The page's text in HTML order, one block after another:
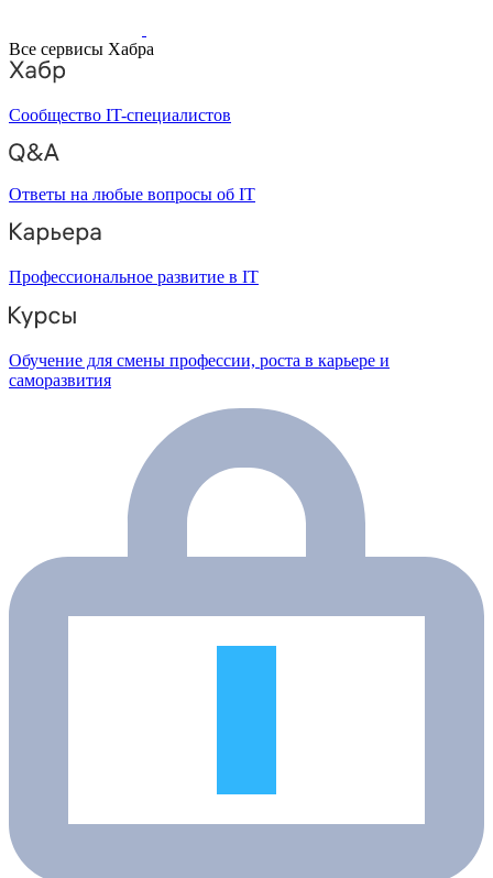
Все сервисы Хабра
Сообщество IT-специалистов
Ответы на любые вопросы об IT
Профессиональное развитие в IT
Обучение для смены профессии, роста в карьере и
саморазвития